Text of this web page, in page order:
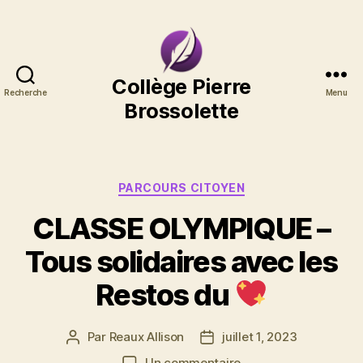
Recherche
Collège
Pierre
Brossolette
Collège Pierre
Brossolette
Menu
Catégories
PARCOURS CITOYEN
CLASSE OLYMPIQUE –
Tous solidaires avec les
Restos du
Auteur
Par Reaux Allison
Datejuillet 1, 2023